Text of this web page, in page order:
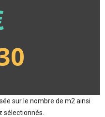
sur le nombre de m2 ainsi
sélectionnés.